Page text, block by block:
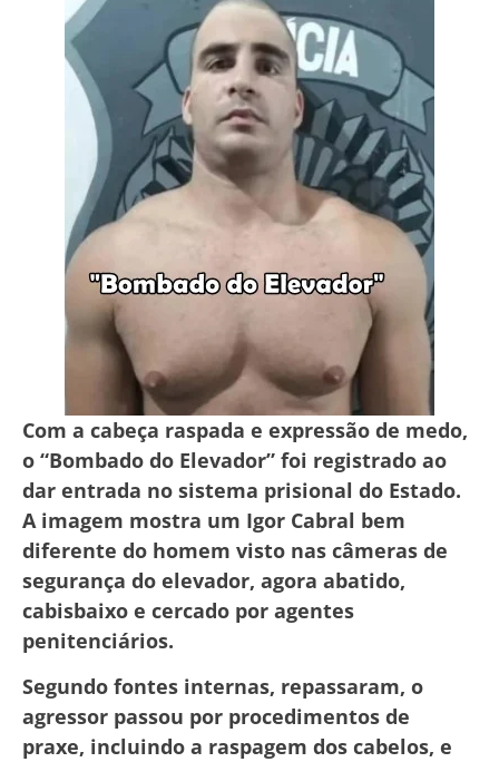
Com a cabeça raspada e expressão de medo,
o “Bombado do Elevador” foi registrado ao
dar entrada no sistema prisional do Estado.
A imagem mostra um Igor Cabral bem
diferente do homem visto nas câmeras de
segurança do elevador, agora abatido,
cabisbaixo e cercado por agentes
penitenciários.
Segundo fontes internas, repassaram, o
agressor passou por procedimentos de
praxe, incluindo a raspagem dos cabelos, e